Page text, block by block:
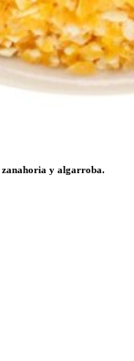
zanahoria y algarroba.